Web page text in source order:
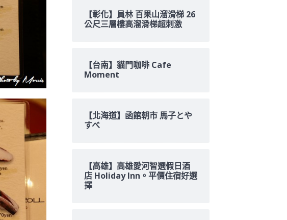
【彰化】員林 百果山溜滑梯 26
公尺三層樓高溜滑梯超刺激
【台南】貓門咖啡 Cafe
Moment
【北海道】函館朝市 馬子とや
すべ
【高雄】高雄愛河智選假日酒
店 Holiday Inn。平價住宿好選
擇